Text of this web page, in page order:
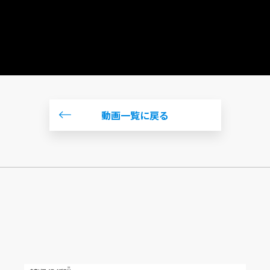
動画一覧に戻る